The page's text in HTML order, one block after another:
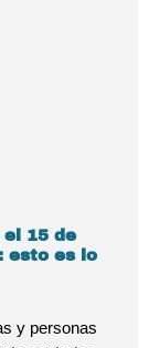
el 15 de
esto es lo
y personas